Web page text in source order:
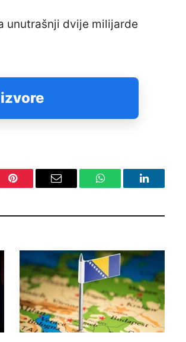
unutrašnji dvije milijarde
Pinterest Email WhatsAppLinkedIn